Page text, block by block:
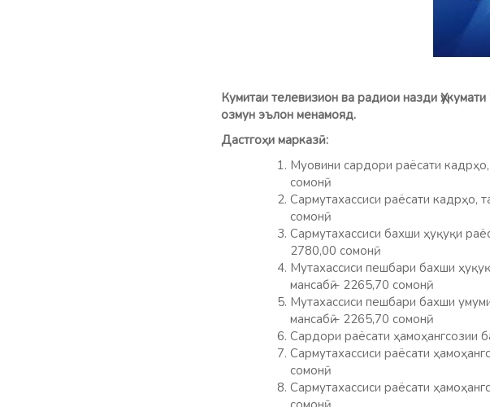
Кумитаи телевизион ва радиои назди
озмун эълон менамояд.
Дастгоҳи марказӣ:
Муовини сардори раёсати кадрҳо,
сомонӣ;
Сармутахассиси раёсати кадрҳо,
сомонӣ;
Сармутахассиси бахши ҳуқуқи
2780,00 сомонӣ;
Мутахассиси пешбари бахши
мансабӣ – 2265,70 сомонӣ;
Мутахассиси пешбари бахши
мансабӣ – 2265,70 сомонӣ;
Сардори раёсати ҳамоҳангсозии
Сармутахассиси раёсати
сомонӣ;
Сармутахассиси раёсати